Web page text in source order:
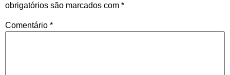
obrigatórios são marcados com *
Comentário *